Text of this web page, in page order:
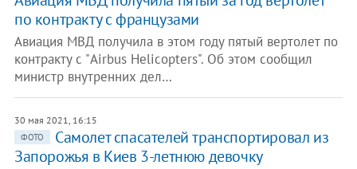
по контракту с французами
Авиация МВД получила в этом году пятый вертолет по
контракту с "Airbus Helicopters". Об этом сообщил
министр внутренних дел…
30 мая 2021, 16:15
ФОТО
Самолет спасателей транспортировал из
Запорожья в Киев 3-летнюю девочку